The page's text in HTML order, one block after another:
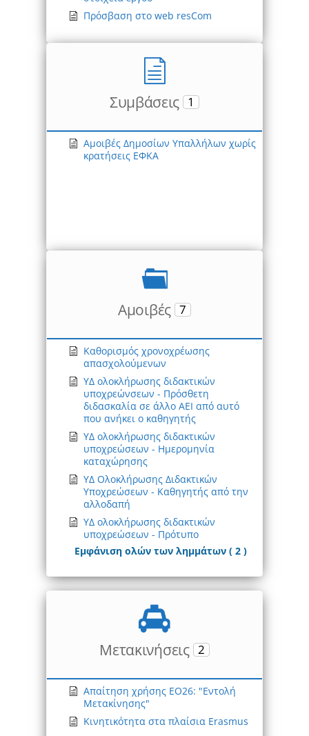
Πρόσβαση στο web resCom
Συμβάσεις 1
Αμοιβές Δημοσίων Υπαλλήλων χωρίς
κρατήσεις ΕΦΚΑ
Αμοιβές 7
Καθορισμός χρονοχρέωσης
απασχολούμενων
ΥΔ ολοκλήρωσης διδακτικών
υποχρεώνσεων - Πρόσθετη
διδασκαλία σε άλλο ΑΕΙ από αυτό
που ανήκει ο καθηγητής
ΥΔ ολοκλήρωσης διδακτικών
υποχρεώσεων - Ημερομηνία
καταχώρησης
ΥΔ Ολοκλήρωσης Διδακτικών
Υποχρεώσεων - Καθηγητής από την
αλλοδαπή
ΥΔ ολοκλήρωσης διδακτικών
υποχρεώσεων - Πρότυπο
Εμφάνιση ολών των λημμάτων ( 2 )
Μετακινήσεις 2
Απαίτηση χρήσης ΕΟ26: "Εντολή
Μετακίνησης"
Κινητικότητα στα πλαίσια Erasmus